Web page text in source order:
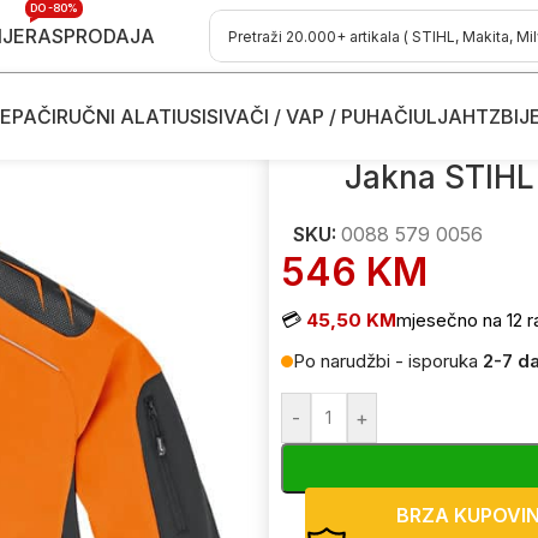
RASPRODAJA
DO -80%
RUČNI ALATIUSISIVAČI / VAP / PUHAČIULJAHTZ
za rad Jakna STIHL Advance X-Shell L veličina –
Jakna
SKU: 0088 579 0056
546 KM
💳 45,50 KMmjesečno na 12
Po narudžbi - isporuka 2-7
- +
BRZA